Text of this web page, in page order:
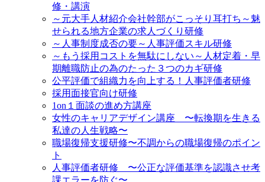
修・講演
～元大手人材紹介会社幹部がこっそり耳打ち～魅
せられる地方企業の求人づくり研修
～人事制度成否の要～人事評価スキル研修
～もう採用コストを無駄にしない～人材定着・早
期離職防止の為のたった３つのカギ研修
公平評価で組織力を向上する！人事評価者研修
採用面接官向け研修
1on１面談の進め方講座
女性のキャリアデザイン講座 〜転換期を生きる
私達の人生戦略〜
職場復帰支援研修〜不調からの職場復帰のポイン
ト
人事評価者研修 〜公正な評価基準を認識させ考
課エラーを防ぐ〜